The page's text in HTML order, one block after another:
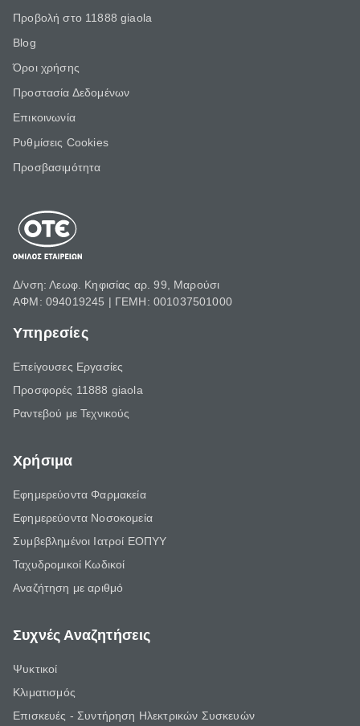
Προβολή στο 11888 giaola
Blog
Όροι χρήσης
Προστασία Δεδομένων
Επικοινωνία
Ρυθμίσεις Cookies
Προσβασιμότητα
Δ/νση: Λεωφ. Κηφισίας αρ. 99, Μαρούσι
ΑΦΜ: 094019245 | ΓΕΜΗ: 001037501000
Υπηρεσίες
Επείγουσες Εργασίες
Προσφορές 11888 giaola
Ραντεβού με Τεχνικούς
Χρήσιμα
Εφημερεύοντα Φαρμακεία
Εφημερεύοντα Νοσοκομεία
Συμβεβλημένοι Ιατροί ΕΟΠΥΥ
Ταχυδρομικοί Κωδικοί
Αναζήτηση με αριθμό
Συχνές Αναζητήσεις
Ψυκτικοί
Κλιματισμός
Επισκευές - Συντήρηση Ηλεκτρικών Συσκευών